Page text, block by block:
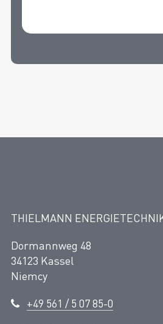
THIELMANN
Dormannweg 48
34123 Kassel
Niemcy
+49 561 / 5 07 85-0